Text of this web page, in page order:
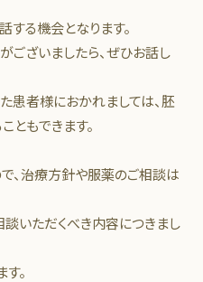
する機会となります。
ございましたら、ぜひお話し
者様におかれましては、胚
ともできます。
、治療方針や服薬のご相談は
談いただくべき内容につきまし
。